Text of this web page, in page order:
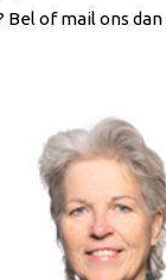
Bel of mail ons